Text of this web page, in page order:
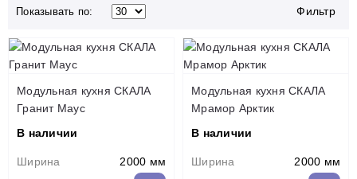
Показывать по: Фильтр
Модульная кухня СКАЛА
Гранит Маус
В наличии
Ширина
2000 мм
Модульная кухня СКАЛА
Мрамор Арктик
В наличии
Ширина
2000 мм